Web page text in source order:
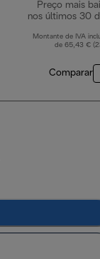
Preço mais
nos últimos 30
Montante de IVA
de 65,43 €
Comparar